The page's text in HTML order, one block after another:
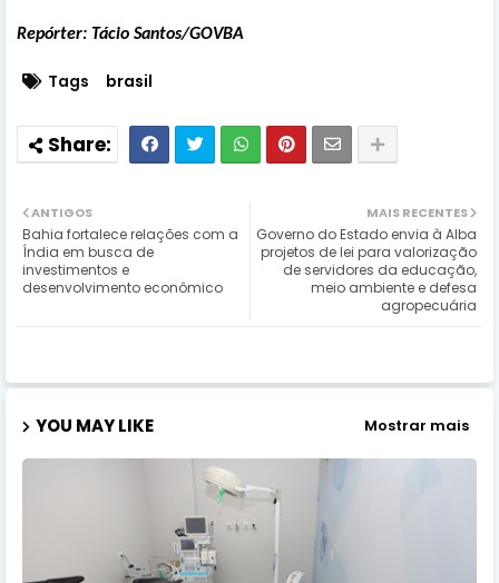
Repórter: Tácio Santos/GOVBA
Tags brasil
MAIS RECENTES
Governo do Estado envia à Alba
projetos de lei para valorização
de servidores da educação,
meio ambiente e defesa
agropecuária
ANTIGOS
Bahia fortalece relações com a
Índia em busca de
investimentos e
desenvolvimento econômico
YOU MAY LIKE Mostrar mais